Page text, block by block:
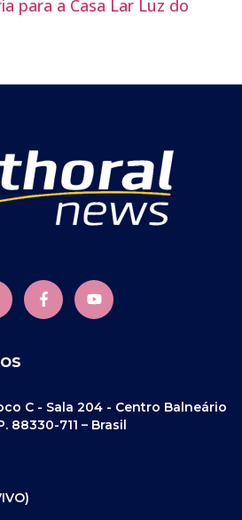
para a Casa Lar Luz do
C - Sala 204 - Centro Balneário
88330-711 – Brasil